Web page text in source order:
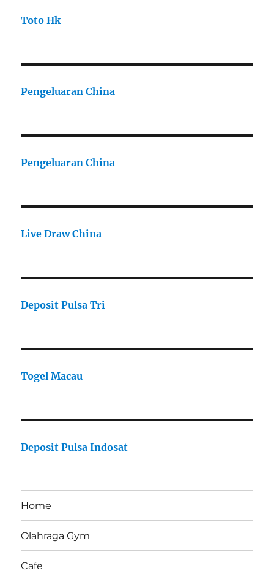
Toto Hk
Pengeluaran China
Pengeluaran China
Live Draw China
Deposit Pulsa Tri
Togel Macau
Deposit Pulsa Indosat
Home
Olahraga Gym
Cafe